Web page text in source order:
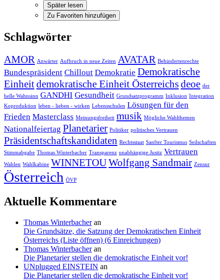
Später lesen
Zu Favoriten hinzufügen
Schlagwörter
AMOR Anwärter Aufbruch in neue Zeiten AVATAR Behindertenrechte
Bundespräsident Chillout Demokratie Demokratische
Einheitdemokratische Einheit Österreichsdeoe der
helle Wahnsinn GANDHI Gesundheit Grundsatzprogramm Inklusion Integration
Koproduktion leben - lieben - wirken Lebensschulen Lösungen für den
Frieden Masterclass Meinungsfreiheit musik Mögliche Wahlthemen
Nationalfeiertag Planetarier Politiker politisches Vertrauen
Präsidentschaftskandidaten Rechtsstaat Sanfter Tourismus Seilschaften
Stimmabgabe Thomas Winterbacher Transparenz unabhängige Justiz Vertrauen
Wahlen Wahlkabine WINNETOUWolfgang Sandmair Zensur
Österreich ÖVP
Aktuelle Kommentare
Thomas Winterbacheran
Die Grundsätze, die Satzung der Demokratischen Einheit
Österreichs (Liste öffnen) (6 Einreichungen)
Thomas Winterbacheran
Die Planetarier stellen die demokratische Einheit vor!
UNplugged EINSTEIN an
Die Planetarier stellen die demokratische Einheit vor!